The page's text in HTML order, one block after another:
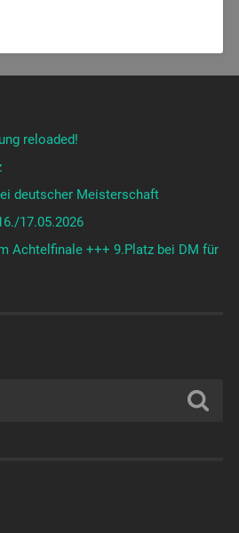
reloaded!
deutscher Meisterschaft
17.05.2026
Achtelfinale +++ 9.Platz bei DM für